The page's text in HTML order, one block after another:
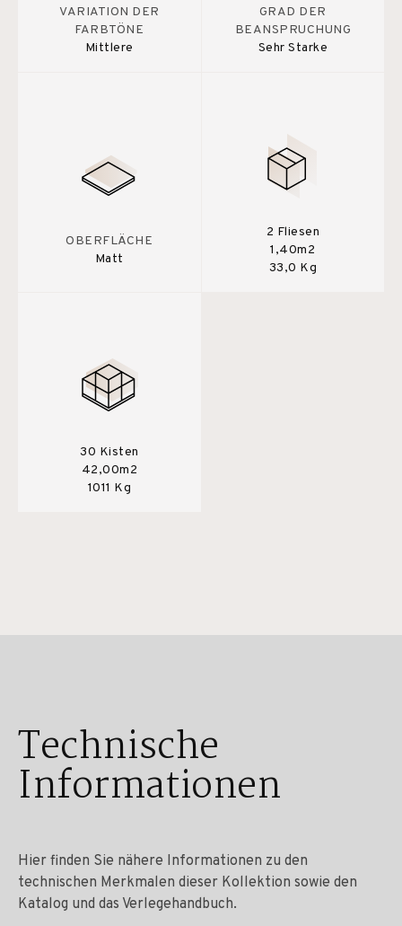
VARIATION DER
FARBTÖNE
Mittlere
GRAD DER
BEANSPRUCHUNG
Sehr Starke
OBERFLÄCHE
Matt
2 Fliesen
1,40m2
33,0 Kg
30 Kisten
42,00m2
1011 Kg
Technische
Informationen
Hier finden Sie nähere Informationen zu den
technischen Merkmalen dieser Kollektion sowie den
Katalog und das Verlegehandbuch.